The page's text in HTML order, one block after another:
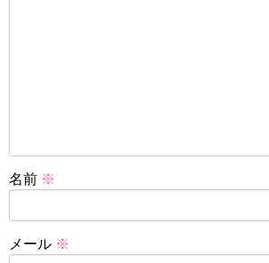
名前 ※
メール ※